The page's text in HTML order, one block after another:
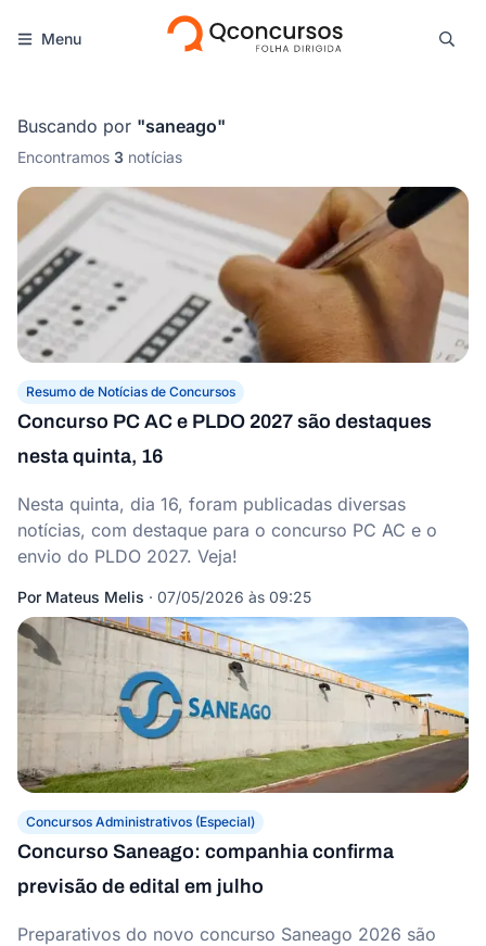
Menu
Buscando por "saneago"
Encontramos 3 notícias
Resumo de Notícias de Concursos
Concurso PC AC e PLDO 2027 são destaques
nesta quinta, 16
Nesta quinta, dia 16, foram publicadas diversas
notícias, com destaque para o concurso PC AC e o
envio do PLDO 2027. Veja!
Por Mateus Melis · 07/05/2026 às 09:25
Concursos Administrativos (Especial)
Concurso Saneago: companhia confirma
previsão de edital em julho
Preparativos do novo concurso Saneago 2026 são